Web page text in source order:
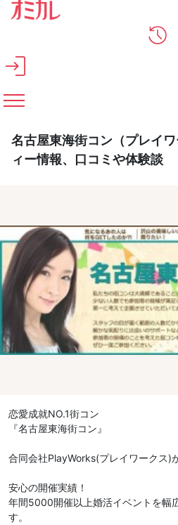
メインコンテンツへスキップ
名古屋東海街コン（プレイ
ィー情報、口コミや体験談
恋愛成就NO.1街コン
『名古屋東海街コン』
合同会社PlayWorks(プレイワークス)
安心の開催実績！
年間5000開催以上婚活イベントを幅
す。